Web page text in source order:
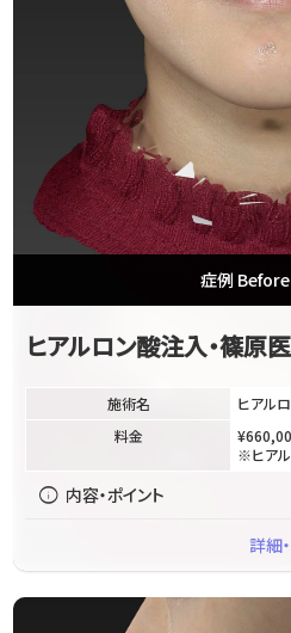
症例
ヒアルロン酸注入・篠原
施術名
ヒアル
料金
※ヒア
info 内容・ポイント
詳細